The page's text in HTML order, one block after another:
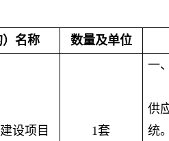
名称 数量及单位
设项目 1套
一
供
统